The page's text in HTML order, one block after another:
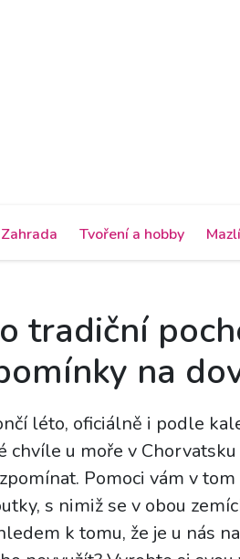
Zahrada Tvoření a hobby
tradiční
na
léto, oficiálně i podle
chvíle u moře v
Pomoci vám v tom
s nimiž se v obou
k tomu, že je u nás